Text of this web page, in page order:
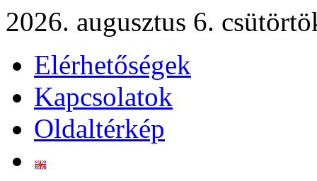
2026. augusztus 6.
Elérhetőségek
Kapcsolatok
Oldaltérkép